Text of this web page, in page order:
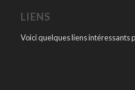
LIENS
Voici quelques liens intéressants